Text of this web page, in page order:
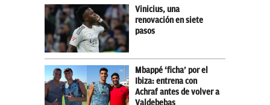
Vinicius, una
renovación en siete
pasos
Mbappé ‘ficha’ por el
Ibiza: entrena con
Achraf antes de volver a
Valdebebas